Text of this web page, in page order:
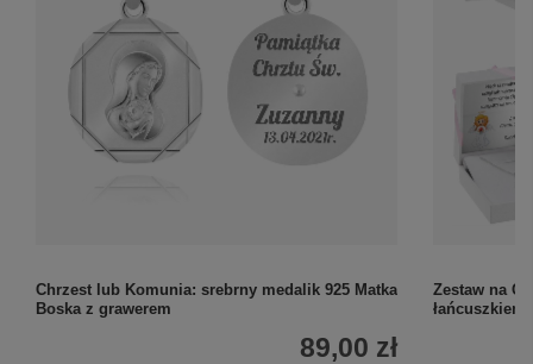
Chrzest lub Komunia: srebrny medalik 925 Matka
Boska z grawerem
89,00 zł
Zestaw na